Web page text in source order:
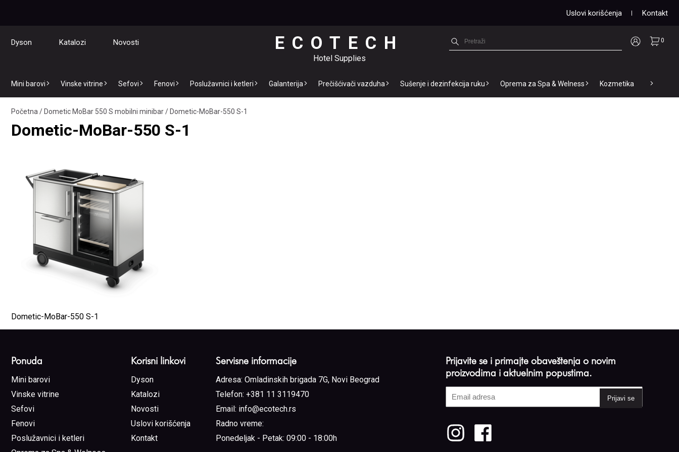
Uslovi korišćenja Kontakt
Dyson Katalozi Novosti ECOTECH
Hotel Supplies
0
Mini barovi Vinske vitrine Sefovi Fenovi Poslužavnici i ketleri Galanterija Prečišćivači vazduha Sušenje i dezinfekcija ruku Oprema za Spa & Welness Kozmetika
Početna /Dometic MoBar 550 S mobilni minibar/Dometic-MoBar-550 S-1
Dometic-MoBar-550 S-1
Dometic-MoBar-550 S-1
Ponuda
Mini barovi
Vinske vitrine
Sefovi
Fenovi
Poslužavnici i ketleri
Korisni linkovi
Dyson
Katalozi
Novosti
Uslovi korišćenja
Kontakt
Servisne informacije
Adresa: Omladinskih brigada 7G, Novi Beograd
Telefon: +381 11 3119470
Email: info@ecotech.rs
Radno vreme:
Ponedeljak - Petak: 09:00 - 18:00h
Prijavite se i primajte obaveštenja o novim
proizvodima i aktuelnim popustima.
adresa